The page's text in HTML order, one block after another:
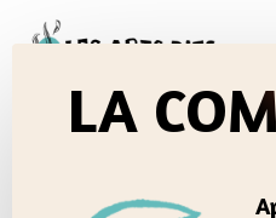
content
LA